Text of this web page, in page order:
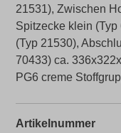
21531), Zwischen
Spitzecke klein
(Typ 21530),
70433) ca.
PG6 creme
Artikelnummer